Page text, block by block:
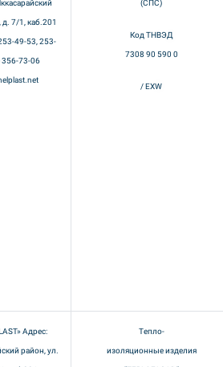
7/1, каб.201
49-53, 253-
356-73-06
(СПС)
Код ТНВЭД
7308 90 590 0
/ EXW
Адрес:
район, ул.
Тепло-
изоляционные изделия